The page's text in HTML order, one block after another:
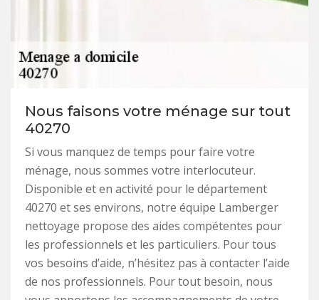
Nous faisons votre ménage sur tout
40270
Si vous manquez de temps pour faire votre
ménage, nous sommes votre interlocuteur.
Disponible et en activité pour le département
40270 et ses environs, notre équipe Lamberger
nettoyage propose des aides compétentes pour
les professionnels et les particuliers. Pour tous
vos besoins d’aide, n’hésitez pas à contacter l’aide
de nos professionnels. Pour tout besoin, nous